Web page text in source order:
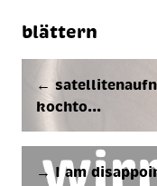
blättern
←
kochto…
→ I am